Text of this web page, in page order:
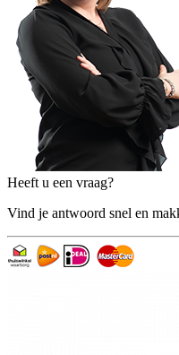
Heeft u een vraag?
Vind je antwoord snel en